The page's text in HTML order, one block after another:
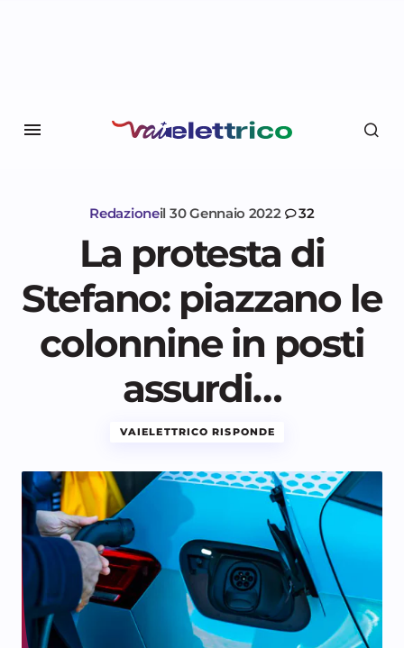
Redazioneil 30 Gennaio 2022 32
La protesta di
Stefano: piazzano le
colonnine in posti
assurdi…
VAIELETTRICO RISPONDE